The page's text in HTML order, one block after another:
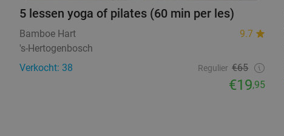
5 lessen yoga of pilates (60 min per les)
Bamboe Hart
9.7
's-Hertogenbosch
Verkocht: 38
Regulier €65
€19,95